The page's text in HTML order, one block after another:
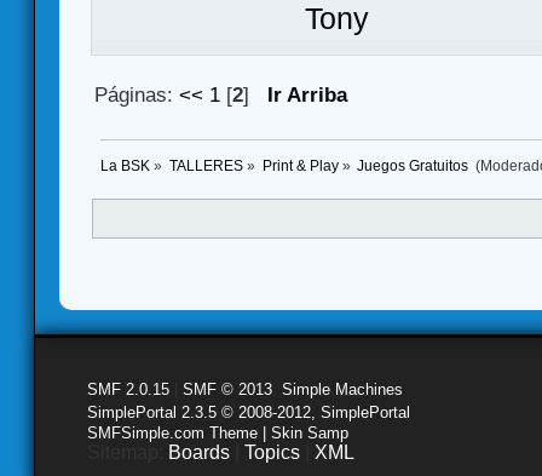
Tony
Páginas:<< 1 [2] Ir Arriba
La BSK » TALLERES» Print & Play» Juegos Gratuitos
SMF 2.0.15 SMF © 2013 Simple Machines
SimplePortal 2.3.5 © 2008-2012, SimplePortal
SMFSimple.com Theme | Skin Samp
Boards Topics XML